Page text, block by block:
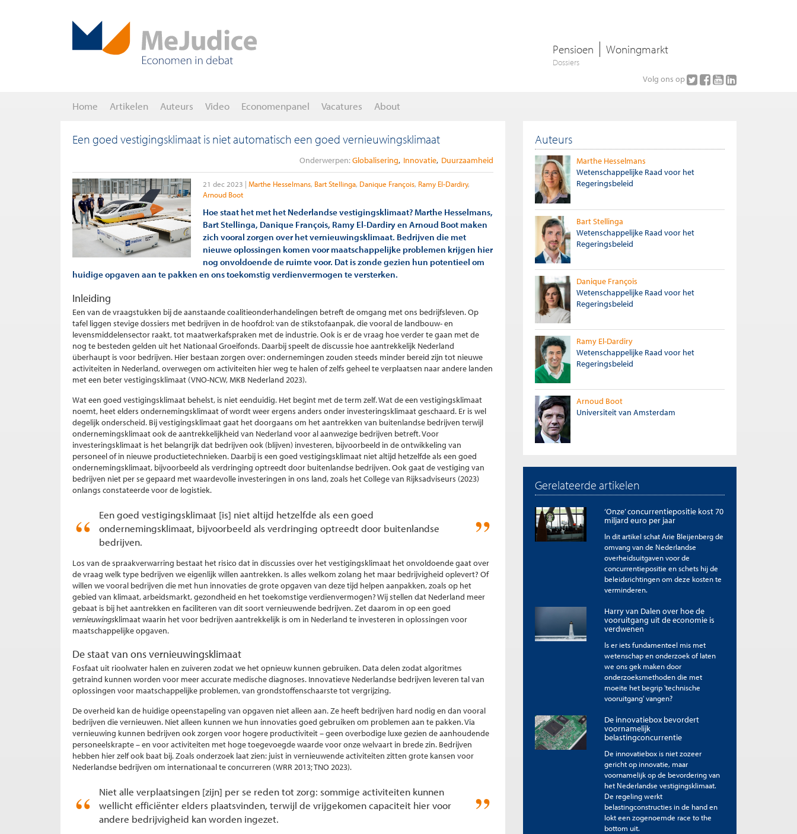
Pensioen Woningmarkt
Dossiers
Volg ons op
Home Artikelen Auteurs Video Economenpanel Vacatures About
Een goed vestigingsklimaat is niet automatisch een goed vernieuwingsklimaat
Onderwerpen: Globalisering Innovatie Duurzaamheid
21 dec 2023 Marthe Hesselmans Bart Stellinga Danique François Ramy El-Dardiry
Arnoud Boot
Hoe staat het met het Nederlandse vestigingsklimaat? Marthe Hesselmans,
Bart Stellinga, Danique François, Ramy El-Dardiry en Arnoud Boot maken
zich vooral zorgen over het vernieuwingsklimaat. Bedrijven die met
nieuwe oplossingen komen voor maatschappelijke problemen krijgen hier
nog onvoldoende de ruimte voor. Dat is zonde gezien hun potentieel om
huidige opgaven aan te pakken en ons toekomstig verdienvermogen te versterken.
Inleiding
Een van de vraagstukken bij de aanstaande coalitieonderhandelingen betreft de omgang met ons bedrijfsleven. Op
tafel liggen stevige dossiers met bedrijven in de hoofdrol: van de stikstofaanpak, die vooral de landbouw- en
levensmiddelensector raakt, tot maatwerkafspraken met de industrie. Ook is er de vraag hoe verder te gaan met de
nog te besteden gelden uit het Nationaal Groeifonds. Daarbij speelt de discussie hoe aantrekkelijk Nederland
überhaupt is voor bedrijven. Hier bestaan zorgen over: ondernemingen zouden steeds minder bereid zijn tot nieuwe
activiteiten in Nederland, overwegen om activiteiten hier weg te halen of zelfs geheel te verplaatsen naar andere landen
met een beter vestigingsklimaat (VNO-NCW, MKB Nederland 2023).
Wat een goed vestigingsklimaat behelst, is niet eenduidig. Het begint met de term zelf. Wat de een vestigingsklimaat
noemt, heet elders ondernemingsklimaat of wordt weer ergens anders onder investeringsklimaat geschaard. Er is wel
degelijk onderscheid. Bij vestigingsklimaat gaat het doorgaans om het aantrekken van buitenlandse bedrijven terwijl
ondernemingsklimaat ook de aantrekkelijkheid van Nederland voor al aanwezige bedrijven betreft. Voor
investeringsklimaat is het belangrijk dat bedrijven ook (blijven) investeren, bijvoorbeeld in de ontwikkeling van
personeel of in nieuwe productietechnieken. Daarbij is een goed vestigingsklimaat niet altijd hetzelfde als een goed
ondernemingsklimaat, bijvoorbeeld als verdringing optreedt door buitenlandse bedrijven. Ook gaat de vestiging van
bedrijven niet per se gepaard met waardevolle investeringen in ons land, zoals het College van Rijksadviseurs (2023)
onlangs constateerde voor de logistiek.
Een goed vestigingsklimaat [is] niet altijd hetzelfde als een goed
ondernemingsklimaat, bijvoorbeeld als verdringing optreedt door buitenlandse
bedrijven.
Los van de spraakverwarring bestaat het risico dat in discussies over het vestigingsklimaat het onvoldoende gaat over
de vraag welk type bedrijven we eigenlijk willen aantrekken. Is alles welkom zolang het maar bedrijvigheid oplevert? Of
willen we vooral bedrijven die met hun innovaties de grote opgaven van deze tijd helpen aanpakken, zoals op het
gebied van klimaat, arbeidsmarkt, gezondheid en het toekomstige verdienvermogen? Wij stellen dat Nederland meer
gebaat is bij het aantrekken en faciliteren van dit soort vernieuwende bedrijven. Zet daarom in op een goed
vernieuwingsklimaat waarin het voor bedrijven aantrekkelijk is om in Nederland te investeren in oplossingen voor
maatschappelijke opgaven.
De staat van ons vernieuwingsklimaat
Fosfaat uit rioolwater halen en zuiveren zodat we het opnieuw kunnen gebruiken. Data delen zodat algoritmes
getraind kunnen worden voor meer accurate medische diagnoses. Innovatieve Nederlandse bedrijven leveren tal van
oplossingen voor maatschappelijke problemen, van grondstoffenschaarste tot vergrijzing.
De overheid kan de huidige opeenstapeling van opgaven niet alleen aan. Ze heeft bedrijven hard nodig en dan vooral
bedrijven die vernieuwen. Niet alleen kunnen we hun innovaties goed gebruiken om problemen aan te pakken. Via
vernieuwing kunnen bedrijven ook zorgen voor hogere productiviteit – geen overbodige luxe gezien de aanhoudende
personeelskrapte – en voor activiteiten met hoge toegevoegde waarde voor onze welvaart in brede zin. Bedrijven
hebben hier zelf ook baat bij. Zoals onderzoek laat zien: juist in vernieuwende activiteiten zitten grote kansen voor
Nederlandse bedrijven om internationaal te concurreren (WRR 2013; TNO 2023).
Niet alle verplaatsingen [zijn] per se reden tot zorg: sommige activiteiten kunnen
wellicht efficiënter elders plaatsvinden, terwijl de vrijgekomen capaciteit hier voor
andere bedrijvigheid kan worden ingezet.
Auteurs
Marthe Hesselmans
Wetenschappelijke Raad voor het
Regeringsbeleid
Bart Stellinga
Wetenschappelijke Raad voor het
Regeringsbeleid
Danique François
Wetenschappelijke Raad voor het
Regeringsbeleid
Ramy El-Dardiry
Wetenschappelijke Raad voor het
Regeringsbeleid
Arnoud Boot
Universiteit van Amsterdam
Gerelateerde artikelen
‘Onze’ concurrentiepositie kost 70
miljard euro per jaar
In dit artikel schat Arie Bleijenberg de
omvang van de Nederlandse
overheidsuitgaven voor de
concurrentiepositie en schets hij de
beleidsrichtingen om deze kosten te
verminderen.
Harry van Dalen over hoe de
vooruitgang uit de economie is
verdwenen
Is er iets fundamenteel mis met
wetenschap en onderzoek of laten
we ons gek maken door
onderzoeksmethoden die met
moeite het begrip 'technische
vooruitgang' vangen?
De innovatiebox bevordert
voornamelijk
belastingconcurrentie
De innovatiebox is niet zozeer
gericht op innovatie, maar
voornamelijk op de bevordering van
het Nederlandse vestigingsklimaat.
De regeling werkt
belastingconstructies in de hand en
lokt een zogenoemde race to the
bottom uit.